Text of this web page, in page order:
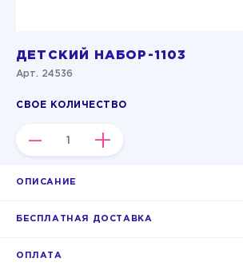
ДЕТСКИЙ НАБОР-1103
Арт. 24536
СВОЕ КОЛИЧЕСТВО
– +
ОПИСАНИЕ
БЕСПЛАТНАЯ ДОСТАВКА
ОПЛАТА